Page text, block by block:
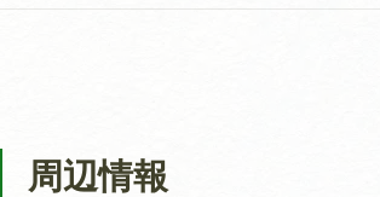
周辺情報